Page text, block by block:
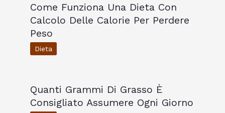
Come Funziona Una Dieta Con
Calcolo Delle Calorie Per Perdere
Peso
Dieta
Quanti Grammi Di Grasso È
Consigliato Assumere Ogni Giorno